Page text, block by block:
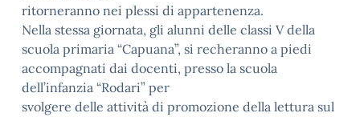
ritorneranno nei plessi di appartenenza.
Nella stessa giornata, gli alunni delle classi V della
scuola primaria “Capuana”, si recheranno a piedi
accompagnati dai docenti, presso la scuola
dell’infanzia “Rodari” per
svolgere delle attività di promozione della lettura sul